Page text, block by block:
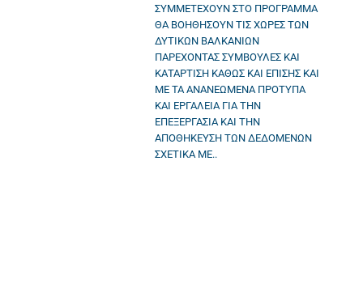
ΣΥΜΜΕΤΕΧΟΥΝ ΣΤΟ ΠΡΟΓΡΑΜΜΑ
ΘΑ ΒΟΗΘΗΣΟΥΝ ΤΙΣ ΧΩΡΕΣ ΤΩΝ
ΔΥΤΙΚΩΝ ΒΑΛΚΑΝΙΩΝ
ΠΑΡΕΧΟΝΤΑΣ ΣΥΜΒΟΥΛΕΣ ΚΑΙ
ΚΑΤΑΡΤΙΣΗ ΚΑΘΩΣ ΚΑΙ ΕΠΙΣΗΣ ΚΑΙ
ΜΕ ΤΑ ΑΝΑΝΕΩΜΕΝΑ ΠΡΟΤΥΠΑ
ΚΑΙ ΕΡΓΑΛΕΙΑ ΓΙΑ ΤΗΝ
ΕΠΕΞΕΡΓΑΣΙΑ ΚΑΙ ΤΗΝ
ΑΠΟΘΗΚΕΥΣΗ ΤΩΝ ΔΕΔΟΜΕΝΩΝ
ΣΧΕΤΙΚΑ ΜΕ..